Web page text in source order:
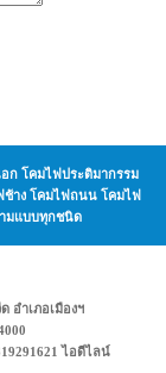
ก โคมไฟประติมากรรม
าง โคมไฟถนน โคมไฟ
มแบบทุกชนิด
อำเภอเมืองฯ
ไอดีไลน์